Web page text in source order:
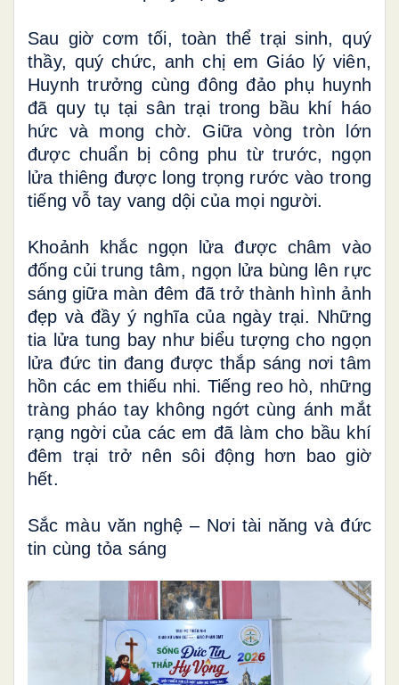
Sau giờ cơm tối, toàn thể trại sinh, quý
thầy, quý chức, anh chị em Giáo lý viên,
Huynh trưởng cùng đông đảo phụ huynh
đã quy tụ tại sân trại trong bầu khí háo
hức và mong chờ. Giữa vòng tròn lớn
được chuẩn bị công phu từ trước, ngọn
lửa thiêng được long trọng rước vào trong
tiếng vỗ tay vang dội của mọi người.
Khoảnh khắc ngọn lửa được châm vào
đống củi trung tâm, ngọn lửa bùng lên rực
sáng giữa màn đêm đã trở thành hình ảnh
đẹp và đầy ý nghĩa của ngày trại. Những
tia lửa tung bay như biểu tượng cho ngọn
lửa đức tin đang được thắp sáng nơi tâm
hồn các em thiếu nhi. Tiếng reo hò, những
tràng pháo tay không ngớt cùng ánh mắt
rạng ngời của các em đã làm cho bầu khí
đêm trại trở nên sôi động hơn bao giờ
hết.
Sắc màu văn nghệ – Nơi tài năng và đức
tin cùng tỏa sáng